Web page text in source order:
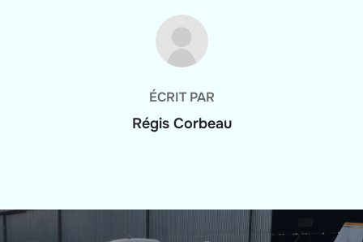
AUTEUR DE LA PUBLICATION
ÉCRIT PAR
Régis Corbeau
Navigation